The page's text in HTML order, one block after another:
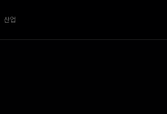
산업